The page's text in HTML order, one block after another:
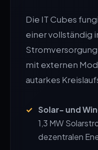
Die IT Cubes
einer vollständig
mit externen
autarkes
Solar- und
1,3 MW
dezentralen